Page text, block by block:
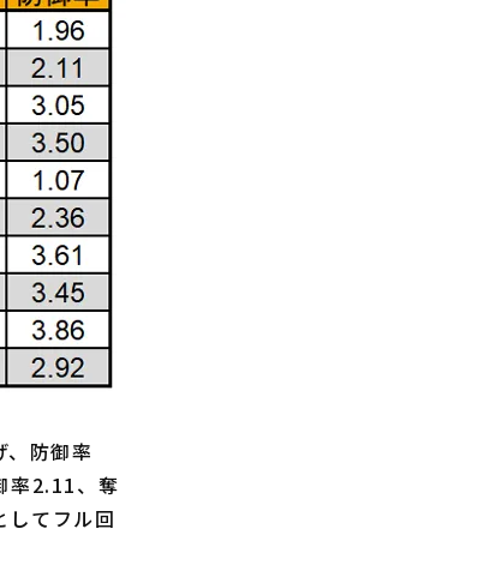
防御率
率2.11、奪
てフル回